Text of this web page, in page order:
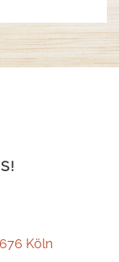
Köln